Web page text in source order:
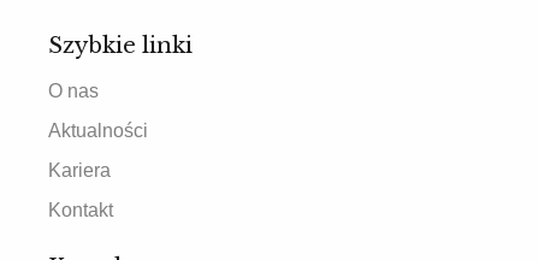
Szybkie linki
O nas
Aktualności
Kariera
Kontakt